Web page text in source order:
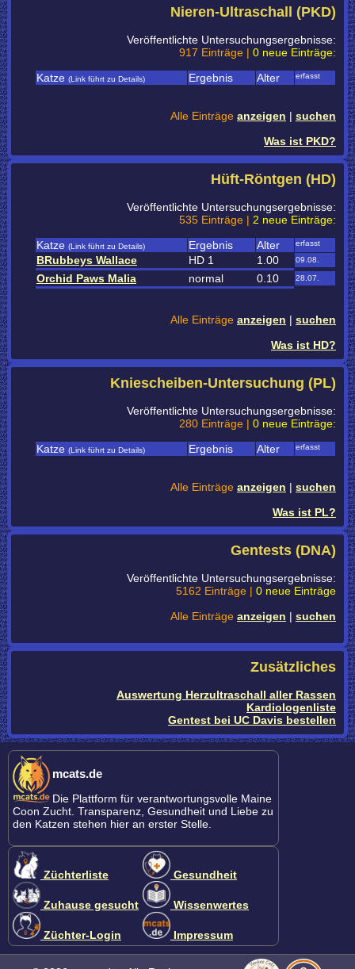
Nieren-Ultraschall (PKD)
Veröffentlichte Untersuchungsergebnisse:
917 Einträge | 0 neue Einträge:
Katze (Link führt zu Details) Ergebnis Alter erfasst
Alle Einträge anzeigen | suchen
Was ist PKD?
Hüft-Röntgen (HD)
Veröffentlichte Untersuchungsergebnisse:
535 Einträge | 2 neue Einträge:
Katze (Link führt zu Details) Ergebnis Alter erfasst
BRubbeys Wallace HD 1 1.00 09.08.
Orchid Paws Malia normal 0.10 28.07.
Alle Einträge anzeigen | suchen
Was ist HD?
Kniescheiben-Untersuchung (PL)
Veröffentlichte Untersuchungsergebnisse:
280 Einträge | 0 neue Einträge:
Katze (Link führt zu Details) Ergebnis Alter erfasst
Alle Einträge anzeigen | suchen
Was ist PL?
Gentests (DNA)
Veröffentlichte Untersuchungsergebnisse:
5162 Einträge | 0 neue Einträge
Alle Einträge anzeigen | suchen
Zusätzliches
Auswertung Herzultraschall aller Rassen
Kardiologenliste
Gentest bei UC Davis bestellen
mcats.de
Die Plattform für verantwortungsvolle Maine
Coon Zucht. Transparenz, Gesundheit und Liebe zu
den Katzen stehen hier an erster Stelle.
Züchterliste
Zuhause gesucht
Züchter-Login
Gesundheit
Wissenwertes
Impressum